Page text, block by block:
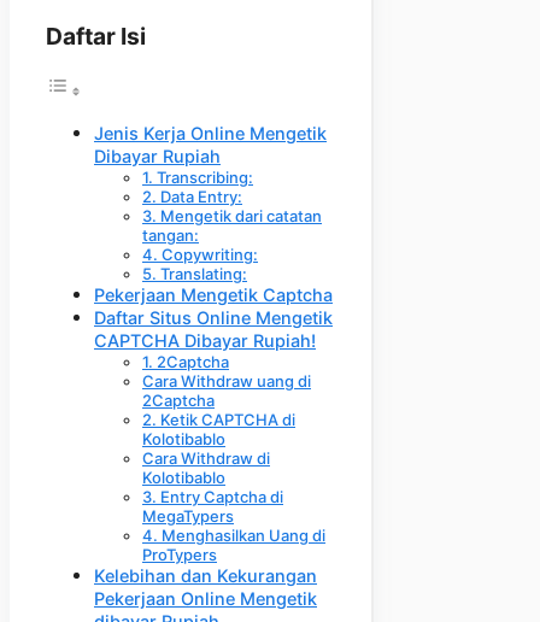
Daftar Isi
Jenis Kerja Online Mengetik
Dibayar Rupiah
1. Transcribing:
2. Data Entry:
3. Mengetik dari catatan
tangan:
4. Copywriting:
5. Translating:
Pekerjaan Mengetik Captcha
Daftar Situs Online Mengetik
CAPTCHA Dibayar Rupiah!
1. 2Captcha
Cara Withdraw uang di
2Captcha
2. Ketik CAPTCHA di
Kolotibablo
Cara Withdraw di
Kolotibablo
3. Entry Captcha di
MegaTypers
4. Menghasilkan Uang di
ProTypers
Kelebihan dan Kekurangan
Pekerjaan Online Mengetik